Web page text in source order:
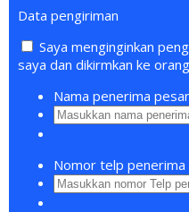
Data pengiriman
Saya menginginkan
saya dan dikirmkan ke
Nama penerima
Nomor telp penerima